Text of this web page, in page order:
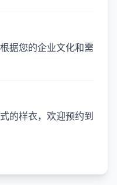
据您的企业文化和需
的样衣，欢迎预约到